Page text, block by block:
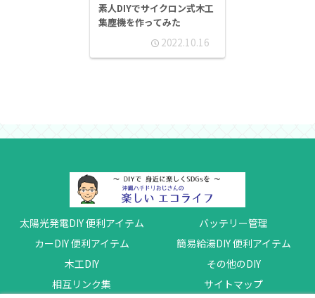
素人DIYでサイクロン式木工
集塵機を作ってみた
2022.10.16
太陽光発電DIY 便利アイテム
バッテリー管理
カーDIY 便利アイテム
簡易給湯DIY 便利アイテム
木工DIY
その他のDIY
相互リンク集
サイトマップ